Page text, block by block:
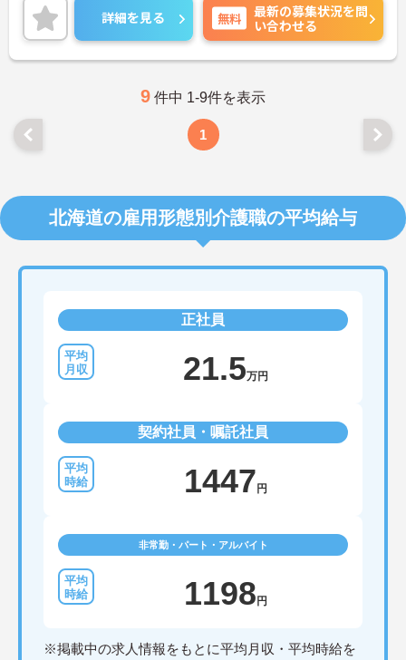
ご興味ある方には、面接対策ポイントなど、さらに
詳細をお話しいたしますのでお気軽にご相談くださ
い！
詳細を見る 無料
最新の募集状況を問
い合わせる
9 件中 1-9件を表示
1
北海道の雇用形態別介護職の平均給与
正社員
21.5万円
契約社員・嘱託社員
1447 円
非常勤・パート・アルバイト
1198 円
※掲載中の求人情報をもとに平均月収・平均時給を